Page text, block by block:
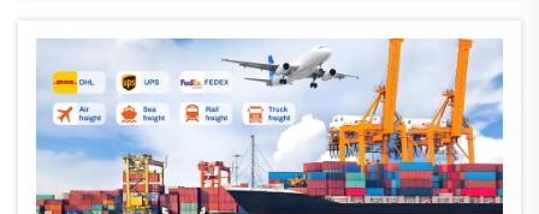
dat lugtransport die vervoertyd tot slegs 6–7...
verminder.